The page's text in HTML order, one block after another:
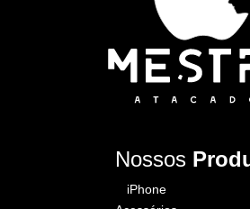
Nossos
iPhone